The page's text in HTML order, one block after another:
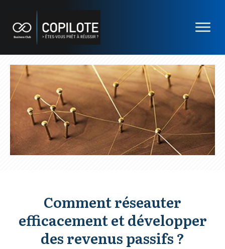
Comment réseauter
efficacement et développer
des revenus passifs ?